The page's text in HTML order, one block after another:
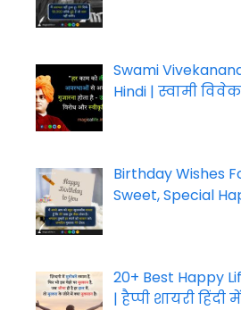
Swami
Hindi | स्वामी
Birthday Wishes
Sweet, Special
20+ Best Happy
| हैप्पी शायरी हिंदी में